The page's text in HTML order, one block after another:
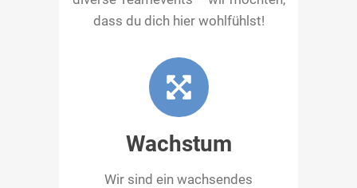
dass du dich hier wohlfühlst!
Wachstum
Wir sind ein wachsendes